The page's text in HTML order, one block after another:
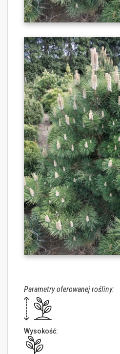
Parametry oferowanej rośliny:
Wysokość: